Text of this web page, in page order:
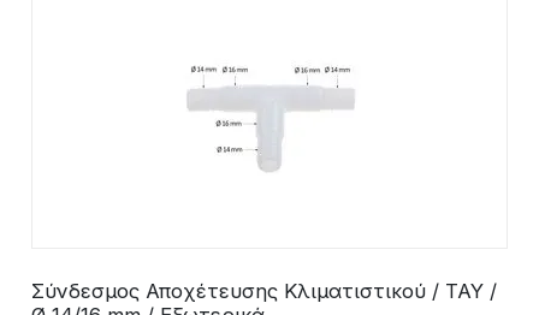
Σύνδεσμος Αποχέτευσης Κλιματιστικού / TAY /